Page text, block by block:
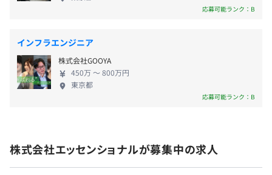
AWS、CloudWatch、SSM、Linux、Windows
④
● 案件名：大手SIer向け クラウド仮想基盤（オンプレ／
VMware）設計・構築・維持
概要：
オンプレミス環境をベースとしたVMware仮想基盤に対
環境・技術要素：
VMware vSphere、ESXi、Red Hat Enterprise Linux、
◎時代の流れや状況に合わせて、手当や制度を常に見直し
ています！
◎2025年11月には、昨今の物価高に対応するため、 生活
・住宅手当（東京23区：月3万円、東京23区以外・神奈
川・千葉・埼玉：月2万円、それ以外：月1万円）
のキャリアの中で感じてこられた 「もっとこうある
ちは、あなたが培ってきた知識・経験を心から必要
としています。 理想の組織を一緒につくり上げてい
く仲間としての参画を、ぜひお待ちしております。
【事業紹介】 ▍システムエンジニアリング事業 当社
する会社」ではありません。 専門知識を基盤に、お
客様の期待を超える価値を届けるために、“専門性
応募可能ランク：B
インフラエンジニア
株式会社GOOYA
450万 〜 800万円
東京都
応募可能ランク：B
株式会社エッセンショナルが募集中の求人